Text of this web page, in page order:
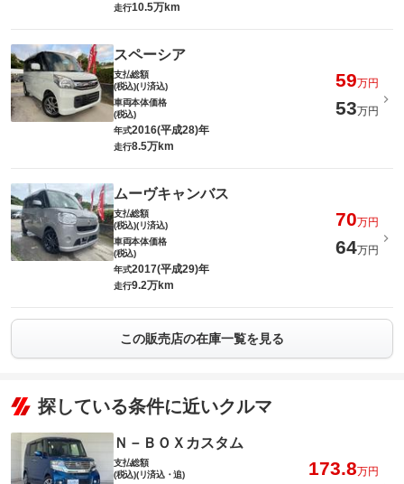
走行10.5万km
スペーシア
支払総額
(税込)(リ済込)
59万円
車両本体価格
(税込)
53万円
年式2016(平成28)年
走行8.5万km
ムーヴキャンバス
支払総額
(税込)(リ済込)
70万円
車両本体価格
(税込)
64万円
年式2017(平成29)年
走行9.2万km
この販売店の在庫一覧を見る
探している条件に近いクルマ
Ｎ－ＢＯＸカスタム
支払総額
(税込)(リ済込・追)
173.8万円